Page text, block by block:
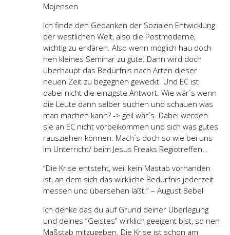
Mojensen
Ich finde den Gedanken der Sozialen Entwicklung
der westlichen Welt, also die Postmoderne,
wichtig zu erklären. Also wenn möglich hau doch
nen kleines Seminar zu gute. Dann wird doch
überhaupt das Bedürfnis nach Arten dieser
neuen Zeit zu begegnen geweckt. Und EC ist
dabei nicht die einzigste Antwort. Wie wär´s wenn
die Leute dann selber suchen und schauen was
man machen kann? -> geil wär´s. Dabei werden
sie an EC nicht vorbeikommen und sich was gutes
rausziehen können. Mach´s doch so wie bei uns
im Unterricht/ beim Jesus Freaks Regiotreffen…
“Die Krise entsteht, weil kein Mastab vorhanden
ist, an dem sich das wirkliche Bedürfnis jederzeit
messen und übersehen läßt.” – August Bebel
Ich denke das du auf Grund deiner Überlegung
und deines “Geistes” wirklich geeigent bist, so nen
Maßstab mitzugeben. Die Krise ist schon am